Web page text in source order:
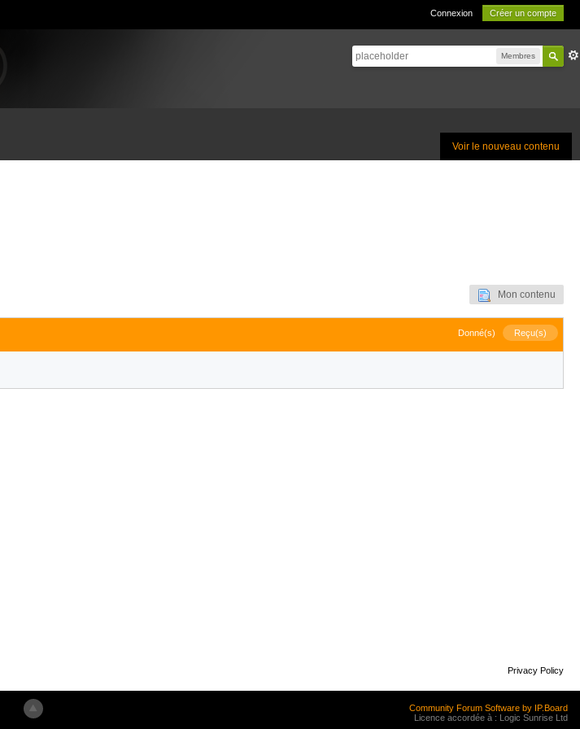
Connexion Créer un compte
Membres
Voir le nouveau contenu
Mon contenu
Donné(s) Reçu(s)
Privacy Policy
Community Forum Software by IP.Board
Licence accordée à : Logic Sunrise Ltd